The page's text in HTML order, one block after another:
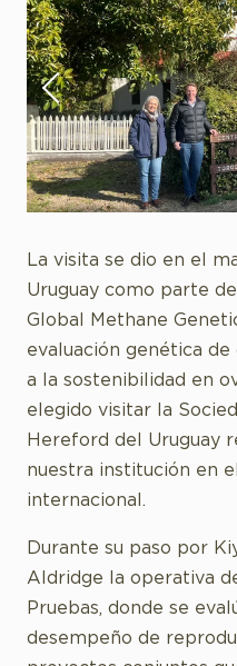
La visita se dio en el
Uruguay como parte
Global Methane
evaluación genética
a la sostenibilidad en
elegido visitar la
Hereford del Uruguay
nuestra institución en
internacional.
Durante su paso por
Aldridge la operativa
Pruebas, donde se
desempeño de